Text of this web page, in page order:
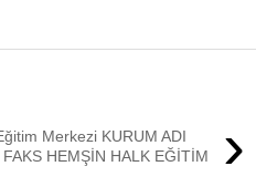
›
Merkezi KURUM ADI
HEMŞİN HALK EĞİTİM